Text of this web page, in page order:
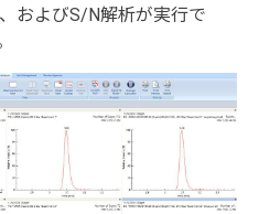
およびS/N解析が実行で